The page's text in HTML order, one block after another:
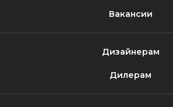
Вакансии
Дизайнерам
Дилерам